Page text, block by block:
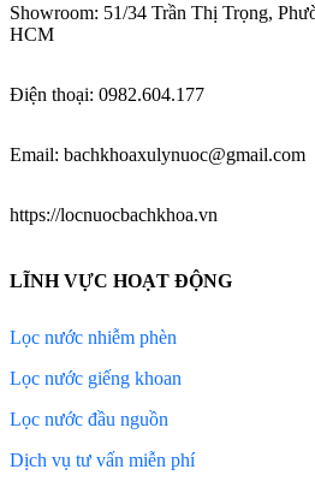
Showroom: 51/34 Trần Thị Trọng,
HCM
Điện thoại: 0982.604.177
Email: bachkhoaxulynuoc@gmail.com
https://locnuocbachkhoa.vn
LĨNH VỰC HOẠT ĐỘNG
Lọc nước nhiễm phèn
Lọc nước giếng khoan
Lọc nước đầu nguồn
Dịch vụ tư vấn miễn phí